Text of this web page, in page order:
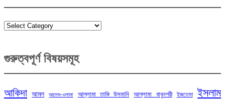
Categories
গুরুত্বপূর্ণ বিষয়সমূহ
আকিদা আমল আলেম-ওলামা আল্লামা তাকি উসমানি আল্লামা বাবুনগরী ইজতেমা ইসলাম